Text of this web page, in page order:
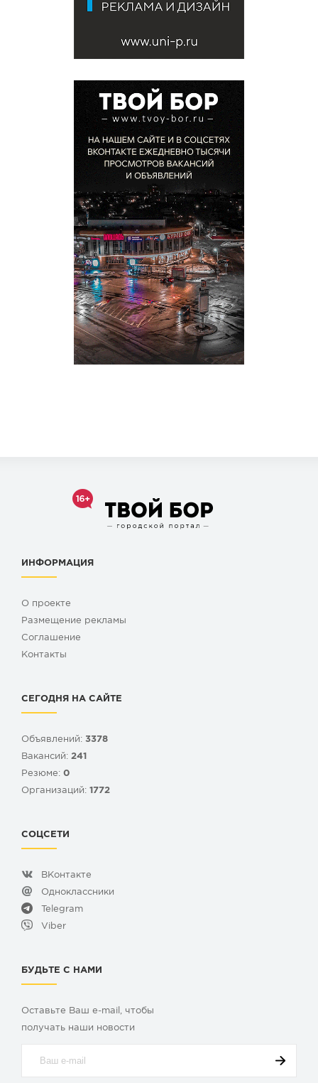
ИНФОРМАЦИЯ
О проекте
Размещение рекламы
Cоглашение
Контакты
СЕГОДНЯ НА САЙТЕ
Объявлений: 3378
Вакансий: 241
Резюме: 0
Организаций: 1772
СОЦСЕТИ
ВКонтакте
Одноклассники
Telegram
Viber
БУДЬТЕ С НАМИ
Оставьте Ваш e-mail, чтобы
получать наши новости